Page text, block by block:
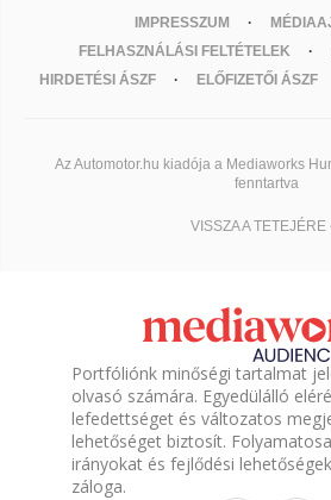
IMPRESSZUM
FELHASZNÁLÁSI FELTÉTELEK
HIRDETÉSI ÁSZF
ELŐFIZETŐI ÁSZF
Az Automotor.hu kiadója a Mediaworks
fenntartva
VISSZA A TETEJÉRE
Portfóliónk minőségi tartalmat
olvasó számára. Egyedülálló
lefedettséget és változatos
lehetőséget biztosít.
irányokat és fejlődési
záloga.